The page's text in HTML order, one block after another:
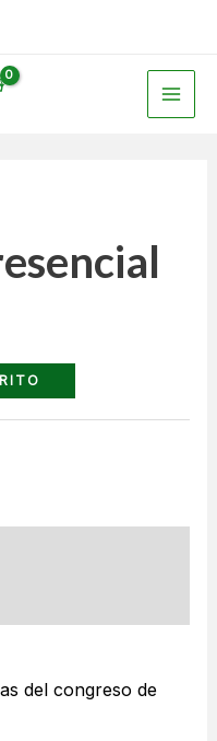
del congreso de